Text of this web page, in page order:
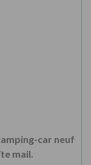
car neuf
mail.